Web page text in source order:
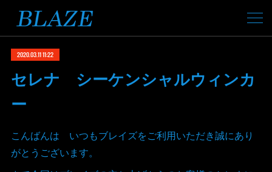
2020.03.11 11:22
セレナ シーケンシャルウィンカ
ー
こんばんは いつもブレイズをご利用いただき誠にあり
がとうございます。